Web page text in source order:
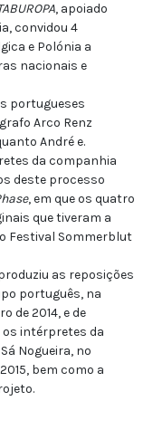
, apoiado
convidou 4
e Polónia a
nacionais e
portugueses
Arco Renz
André e.
da companhia
deste processo
, em que os quatro
que tiveram a
Festival Sommerblut
as reposições
português, na
de 2014, e de
os intérpretes da
Nogueira, no
bem como a